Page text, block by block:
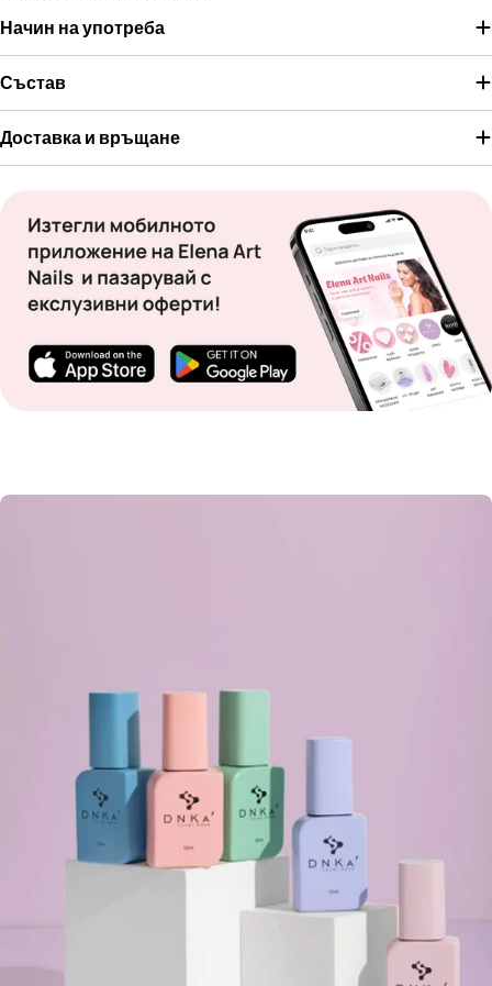
Начин на употреба
Състав
Доставка и връщане